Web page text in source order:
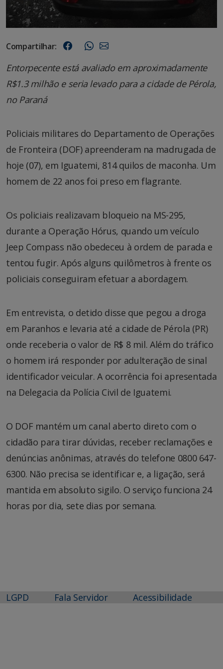
Compartilhar:
Entorpecente está avaliado em aproximadamente
R$1.3 milhão e seria levado para a cidade de Pérola,
no Paraná
Policiais militares do Departamento de Operações
de Fronteira (DOF) apreenderam na madrugada de
hoje (07), em Iguatemi, 814 quilos de maconha. Um
homem de 22 anos foi preso em flagrante.
Os policiais realizavam bloqueio na MS-295,
durante a Operação Hórus, quando um veículo
Jeep Compass não obedeceu à ordem de parada e
tentou fugir. Após alguns quilômetros à frente os
policiais conseguiram efetuar a abordagem.
Em entrevista, o detido disse que pegou a droga
em Paranhos e levaria até a cidade de Pérola (PR)
onde receberia o valor de R$ 8 mil. Além do tráfico
o homem irá responder por adulteração de sinal
identificador veicular. A ocorrência foi apresentada
na Delegacia da Polícia Civil de Iguatemi.
O DOF mantém um canal aberto direto com o
cidadão para tirar dúvidas, receber reclamações e
denúncias anônimas, através do telefone 0800 647-
6300. Não precisa se identificar e, a ligação, será
mantida em absoluto sigilo. O serviço funciona 24
horas por dia, sete dias por semana.
LGPD Fala Servidor Acessibilidade